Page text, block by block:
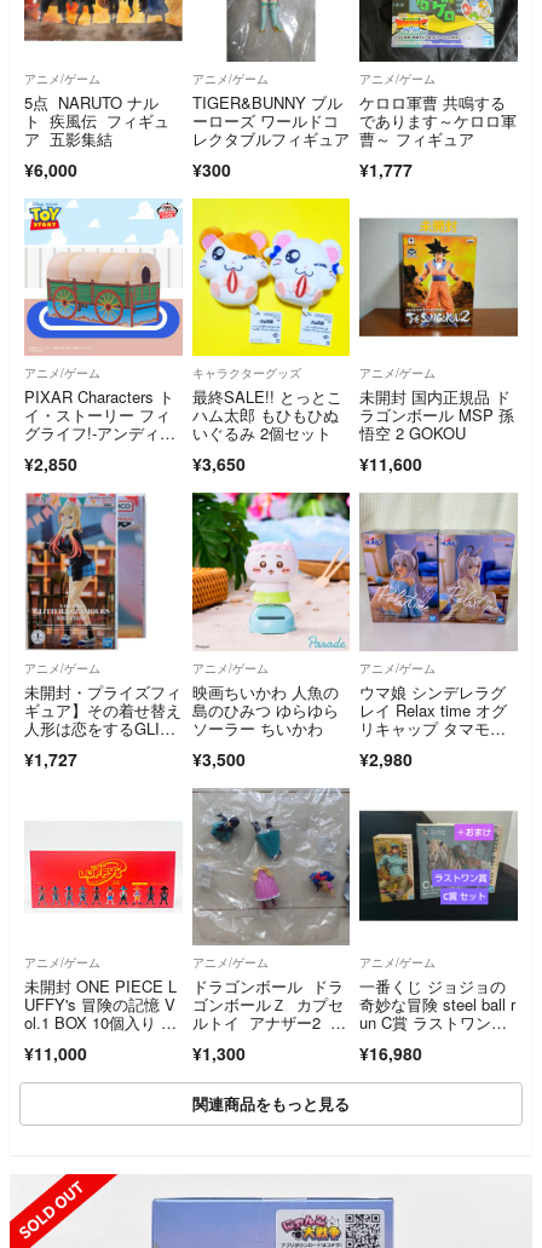
アニメ/ゲーム
5点 NARUTO ナル
ト 疾風伝 フィギュ
ア 五影集結
¥6,000
アニメ/ゲーム
TIGER&BUNNY ブル
ーローズ ワールドコ
レクタブルフィギュア
¥300
アニメ/ゲーム
ケロロ軍曹 共鳴する
であります～ケロロ軍
曹～ フィギュア
¥1,777
アニメ/ゲーム
PIXAR Characters ト
イ・ストーリー フィ
グライフ!-アンディの
¥2,850
キャラクターグッズ
最終SALE!! とっとこ
ハム太郎 もひもひぬ
いぐるみ 2個セット
¥3,650
アニメ/ゲーム
未開封 国内正規品 ド
ラゴンボール MSP 孫
悟空 2 GOKOU
¥11,600
アニメ/ゲーム
未開封・プライズフィ
ギュア】その着せ替え
人形は恋をするGLITT
川海夢 文化祭ver
¥1,727
アニメ/ゲーム
映画ちいかわ 人魚の
島のひみつ ゆらゆら
ソーラー ちいかわ
¥3,500
アニメ/ゲーム
ウマ娘 シンデレラグ
レイ Relax time オグ
リキャップ タマモク
セット
¥2,980
アニメ/ゲーム
未開封 ONE PIECE L
UFFY's 冒険の記憶 V
ol.1 BOX 10個入り 90
TS R2607-103
¥11,000
アニメ/ゲーム
ドラゴンボール ドラ
ゴンボールＺ カプセ
ルトイ アナザー2 マ
¥1,300
アニメ/ゲーム
一番くじ ジョジョの
奇妙な冒険 steel ball r
un C賞 ラストワン
¥16,980
関連商品をもっと見る